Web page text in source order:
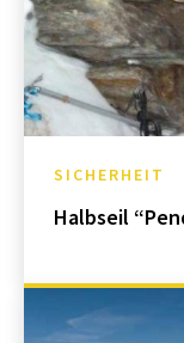
SICHERHEIT
Halbseil